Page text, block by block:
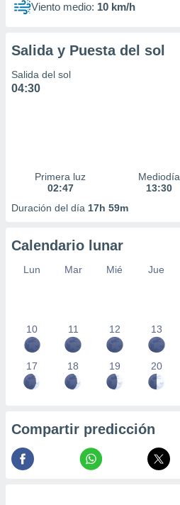
Viento medio: 10 km/h
Salida y Puesta del sol
Salida del sol
04:30
Primera luz
02:47
Mediodía
13:30
Duración del día 17h 59m
Calendario lunar
Lun Mar Mié Jue
10 11 12 13
17 18 19 20
Compartir predicción